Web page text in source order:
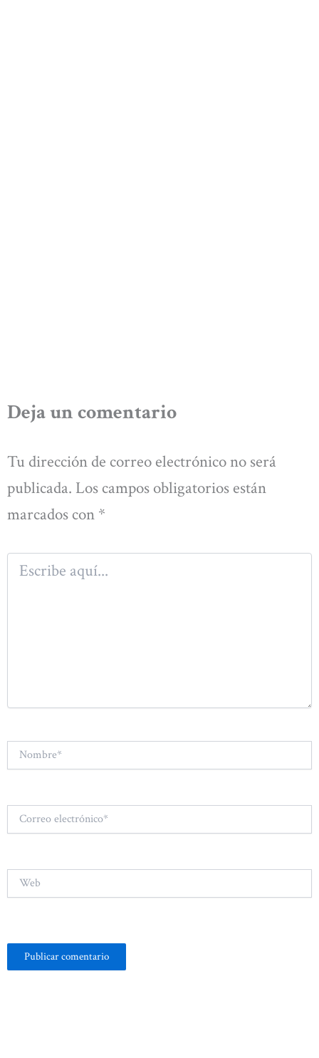
Deja un comentario
Tu dirección de correo electrónico no será
publicada. Los campos obligatorios están
marcados con *
Escribe
aquí...
Nombre*
Correo
electrónico*
Web